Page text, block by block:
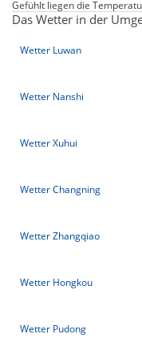
Gefühlt liegen die
Das Wetter in der
Wetter Luwan
Wetter Nanshi
Wetter Xuhui
Wetter Changning
Wetter Zhangqiao
Wetter Hongkou
Wetter Pudong